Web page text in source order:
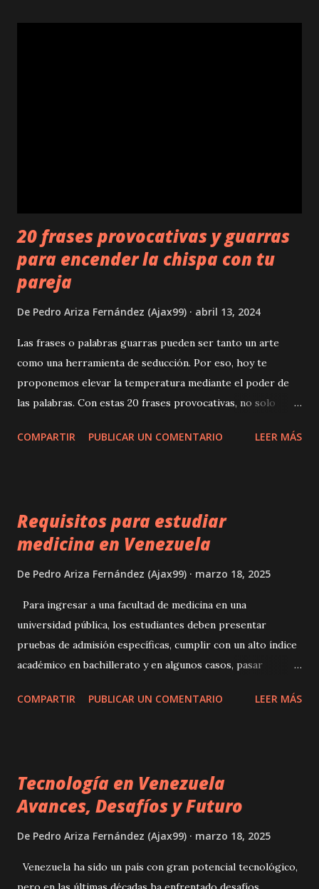
20 frases provocativas y guarras
para encender la chispa con tu
pareja
De Pedro Ariza Fernández (Ajax99) abril 13, 2024
Las frases o palabras guarras pueden ser tanto un arte
como una herramienta de seducción. Por eso, hoy te
proponemos elevar la temperatura mediante el poder de
las palabras. Con estas 20 frases provocativas, no solo
rincones más profundos de la conexión emocional y física
confort y explorar nuevas formas de comunicación. Una
técnica que ha demostrado ser efectiva es el uso de frases
poder de las frases obscenas, la psicología detrás de su
uso, cómo incorporarlas en tu repertorio de coqueteo y
algunas frases calientes que puedes utilizar para excitar a
una chica. Cuando se trata de mejorar tus habilidades de
ligue, es importante reconocer el poder que pueden tener
COMPARTIR PUBLICAR UN COMENTARIO LEER MÁS
Requisitos para estudiar
medicina en Venezuela
De Pedro Ariza Fernández (Ajax99) marzo 18, 2025
Para ingresar a una facultad de medicina en una
universidad pública, los estudiantes deben presentar
pruebas de admisión específicas, cumplir con un alto índice
académico en bachillerato y en algunos casos, pasar
privadas, el proceso varía, pero generalmente se requiere
Ciclo básico : Formación en ciencias fundamentales como
anatomía, biología y fisiología. Ciclo clínico : Asignaturas
semiología. Internado rotatorio : Prácticas hospitalarias en
diversas especialidades. Año rural : Última fase de
formación donde los estudiantes prestan servicio en
COMPARTIR PUBLICAR UN COMENTARIO LEER MÁS
Tecnología en Venezuela
Avances, Desafíos y Futuro
De Pedro Ariza Fernández (Ajax99) marzo 18, 2025
Venezuela ha sido un país con gran potencial tecnológico,